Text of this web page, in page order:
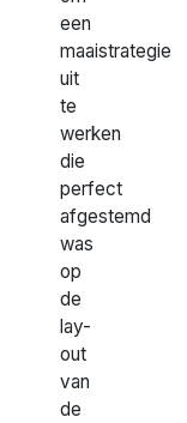
een
maaistrategie
uit
te
werken
die
perfect
afgestemd
was
op
de
lay-
out
van
de